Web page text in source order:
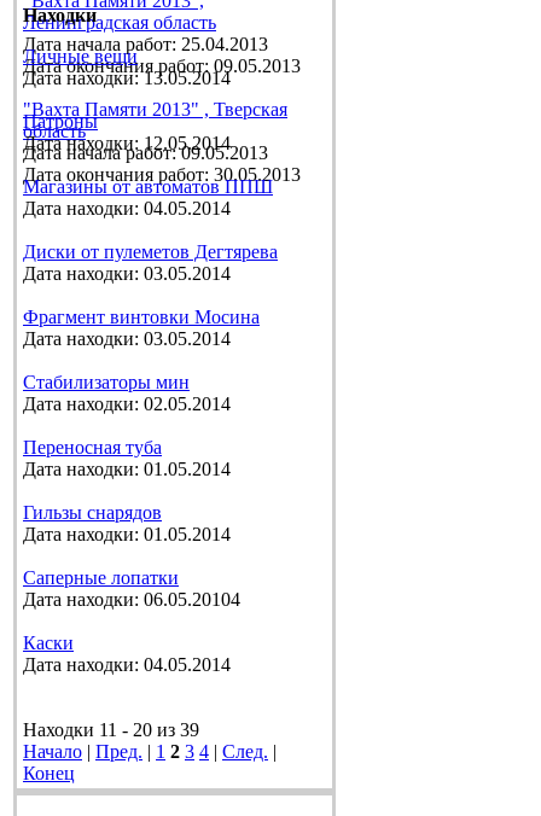
Ленинградская область
Дата начала работ: 25.04.2013
Дата окончания работ: 09.05.2013
"Вахта Памяти 2013" , Тверская
область
Дата начала работ: 09.05.2013
Дата окончания работ: 30.05.2013
Находки
Личные вещи
Дата находки: 13.05.2014
Патроны
Дата находки: 12.05.2014
Магазины от автоматов ППШ
Дата находки: 04.05.2014
Диски от пулеметов Дегтярева
Дата находки: 03.05.2014
Фрагмент винтовки Мосина
Дата находки: 03.05.2014
Стабилизаторы мин
Дата находки: 02.05.2014
Переносная туба
Дата находки: 01.05.2014
Гильзы снарядов
Дата находки: 01.05.2014
Саперные лопатки
Дата находки: 06.05.20104
Каски
Дата находки: 04.05.2014
Находки 11 - 20 из 39
Начало | Пред. | 1 2 3 4 | След. |
Конец